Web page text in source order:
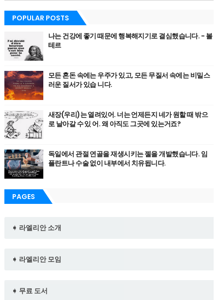
POPULAR POSTS
나는 건강에 좋기 때문에 행복해지기로 결심했습니다. - 볼
테르
모든 혼돈 속에는 우주가 있고, 모든 무질서 속에는 비밀스
러운 질서가 있습 니다.
새장(우리)는 열려있어. 너는 언제든지 네가 원할 때 밖으
로 날아갈 수 있 어. 왜 아직도 그곳에 있는거죠?
독일에서 관절 연골을 재생시키는 젤을 개발했습니다. 임
플란트나 수술 없이 내부에서 치유됩니다.
PAGES
➧ 라엘리안 소개
➧ 라엘리안 모임
➧ 무료 도서